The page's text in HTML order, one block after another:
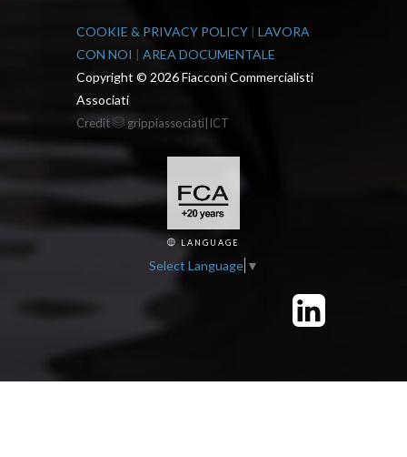
COOKIE & PRIVACY POLICY | LAVORA
CON NOI | AREA DOCUMENTALE
Copyright © 2026 Fiacconi Commercialisti
Associati
Credit grippiassociati|ICT
LANGUAGE
Select Language ▼